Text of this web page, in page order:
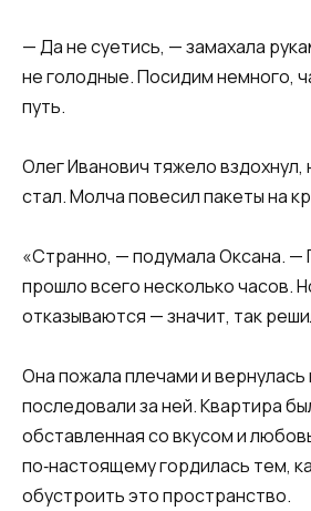
— Да не суетись, — замахала
не голодные. Посидим немного,
путь.
Олег Иванович тяжело вздохнул,
стал. Молча повесил пакеты на
«Странно, — подумала Оксана. —
прошло всего несколько часов.
отказываются — значит, так
Она пожала плечами и вернулась
последовали за ней. Квартира
обставленная со вкусом и
по‑настоящему гордилась тем,
обустроить это пространство.